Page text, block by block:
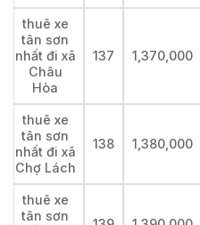
thuê xe
tân sơn
nhất đi xã
Châu
Hòa
137 1,370,000
thuê xe
tân sơn
nhất đi xã
Chợ Lách
138 1,380,000
thuê xe
tân sơn